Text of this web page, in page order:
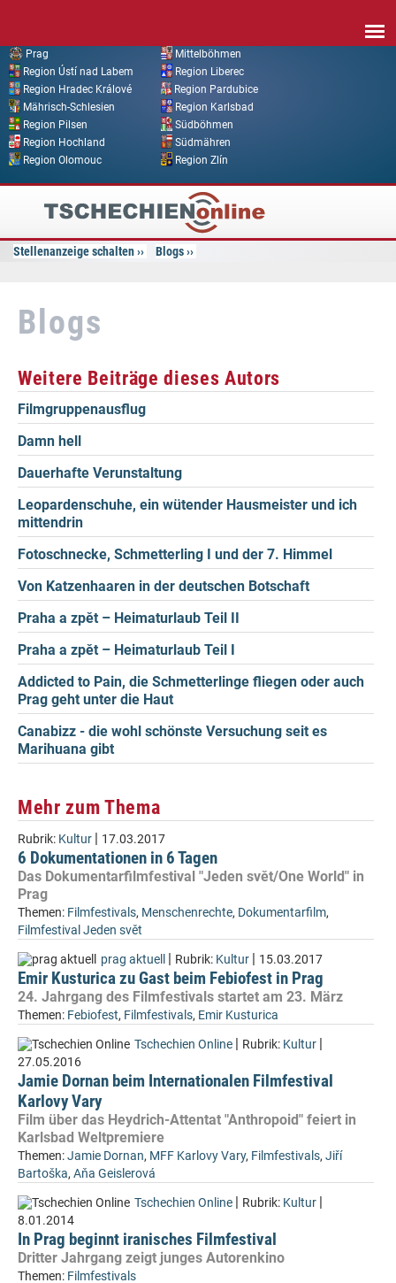
Prag
Mittelböhmen
Region Ústí nad Labem
Region Liberec
Region Hradec Králové
Region Pardubice
Mährisch-Schlesien
Region Karlsbad
Region Pilsen
Südböhmen
Region Hochland
Südmähren
Region Olomouc
Region Zlín
Tschechien
Online
Stellenanzeige schalten Blogs
Blogs
Weitere Beiträge dieses Autors
Filmgruppenausflug
Damn hell
Dauerhafte Verunstaltung
Leopardenschuhe, ein wütender Hausmeister und ich
mittendrin
Fotoschnecke, Schmetterling I und der 7. Himmel
Von Katzenhaaren in der deutschen Botschaft
Praha a zpět – Heimaturlaub Teil II
Praha a zpět – Heimaturlaub Teil I
Addicted to Pain, die Schmetterlinge fliegen oder auch
Prag geht unter die Haut
Canabizz - die wohl schönste Versuchung seit es
Marihuana gibt
Mehr zum Thema
Rubrik: Kultur | 17.03.2017
6 Dokumentationen in 6 Tagen
Das Dokumentarfilmfestival "Jeden svět/One World" in
Prag
Themen: Filmfestivals, Menschenrechte, Dokumentarfilm,
Filmfestival Jeden svět
prag aktuell | Rubrik: Kultur | 15.03.2017
Emir Kusturica zu Gast beim Febiofest in Prag
24. Jahrgang des Filmfestivals startet am 23. März
Themen: Febiofest, Filmfestivals, Emir Kusturica
Tschechien Online | Rubrik: Kultur |
27.05.2016
Jamie Dornan beim Internationalen Filmfestival
Karlovy Vary
Film über das Heydrich-Attentat "Anthropoid" feiert in
Karlsbad Weltpremiere
Themen:Jamie Dornan, MFF Karlovy Vary, Filmfestivals, Jiří
Bartoška, Aňa Geislerová
Tschechien Online | Rubrik: Kultur |
8.01.2014
In Prag beginnt iranisches Filmfestival
Dritter Jahrgang zeigt junges Autorenkino
Themen: Filmfestivals